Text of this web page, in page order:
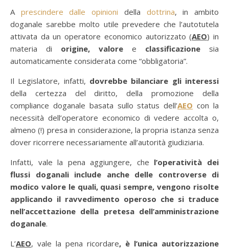
A prescindere dalle opinioni della dottrina, in ambito
doganale sarebbe molto utile prevedere che l’autotutela
attivata da un operatore economico autorizzato (AEO) in
materia di origine, valore e classificazione sia
automaticamente considerata come “obbligatoria”.
Il Legislatore, infatti, dovrebbe bilanciare gli interessi
della certezza del diritto, della promozione della
compliance doganale basata sullo status dell’AEO con la
necessità dell’operatore economico di vedere accolta o,
almeno (!) presa in considerazione, la propria istanza senza
dover ricorrere necessariamente all’autorità giudiziaria.
Infatti, vale la pena aggiungere, che l’operatività dei
flussi doganali include anche delle controverse di
modico valore le quali, quasi sempre, vengono risolte
applicando il ravvedimento operoso che si traduce
nell’accettazione della pretesa dell’amministrazione
doganale.
L’AEO, vale la pena ricordare, è l’unica autorizzazione